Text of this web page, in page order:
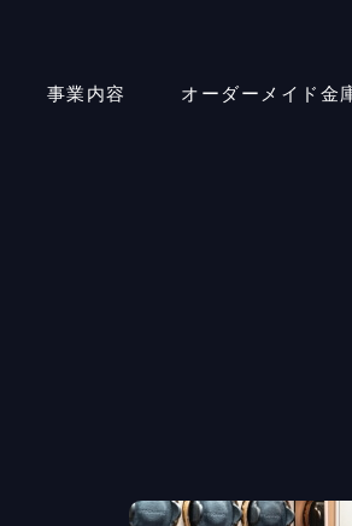
事業内容 オーダーメイド金